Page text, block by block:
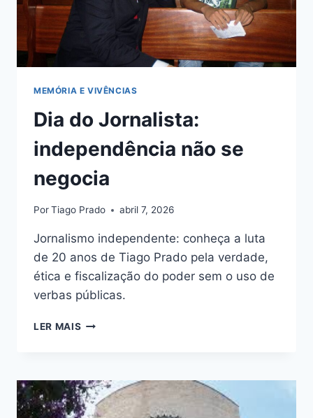
MEMÓRIA E VIVÊNCIAS
Dia do Jornalista:
independência não se
negocia
PorTiago Prado abril 7, 2026
Jornalismo independente: conheça a luta
de 20 anos de Tiago Prado pela verdade,
ética e fiscalização do poder sem o uso de
verbas públicas.
LER MAIS DIA
NÃO
SE
NEGOCIA